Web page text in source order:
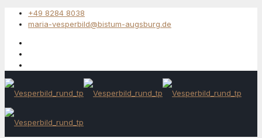
+49 8284 8038
maria-vesperbild@bistum-augsburg.de